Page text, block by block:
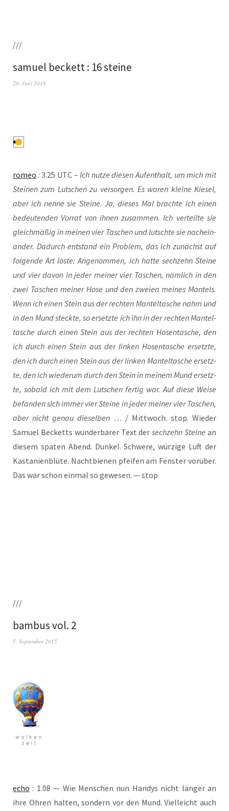
///
samuel beckett : 16 steine
20. Juni 2018
romeo : 3.25 UTC –Ich nut­ze die­sen Auf­ent­halt, um mich mit
Stei­nen zum Lut­schen zu ver­sor­gen. Es waren klei­ne Kie­sel,
aber ich nen­ne sie Stei­ne. Ja, die­ses Mal brach­te ich einen
bedeu­ten­den Vor­rat von ihnen zusam­men. Ich ver­teil­te sie
gleich­mä­ßig in mei­nen vier Taschen und lutsch­te sie nach­ein­
an­der. Dadurch ent­stand ein Pro­blem, das ich zunächst auf
fol­gen­de Art lös­te: Ange­nom­men, ich hat­te sech­zehn Stei­ne
und vier davon in jeder mei­ner vier Taschen, näm­lich in den
zwei Taschen mei­ner Hose und den zwei­en mei­nes Man­tels.
Wenn ich einen Stein aus der rech­ten Man­tel­ta­sche nahm und
in den Mund steck­te, so ersetz­te ich ihn in der rech­ten Man­tel­
ta­sche durch einen Stein aus der rech­ten Hosen­ta­sche, den
ich durch einen Stein aus der lin­ken Hosen­ta­sche ersetz­te,
den ich durch einen Stein aus der lin­ken Man­tel­ta­sche ersetz­
te, den ich wie­der­um durch den Stein in mei­nem Mund ersetz­
te, sobald ich mit dem Lut­schen fer­tig war. Auf die­se Wei­se
befan­den sich immer vier Stei­ne in jeder mei­ner vier Taschen,
aber nicht genau die­sel­ben … / Mitt­woch. stop. Wie­der
Samu­el Becketts wun­der­ba­rer Text dersech­zehn Stei­ne an
die­sem spä­ten Abend. Dun­kel. Schwe­re, wür­zi­ge Luft der
Kas­ta­ni­en­blü­te. Nacht­bie­nen pfei­fen am Fens­ter vor­über.
Das war schon ein­mal so gewe­sen. — stop
///
bambus vol. 2
5. September 2015
echo : 1.08 — Wie Men­schen nun Han­dys nicht län­ger an
ihre Ohren hal­ten, son­dern vor den Mund. Viel­leicht auch